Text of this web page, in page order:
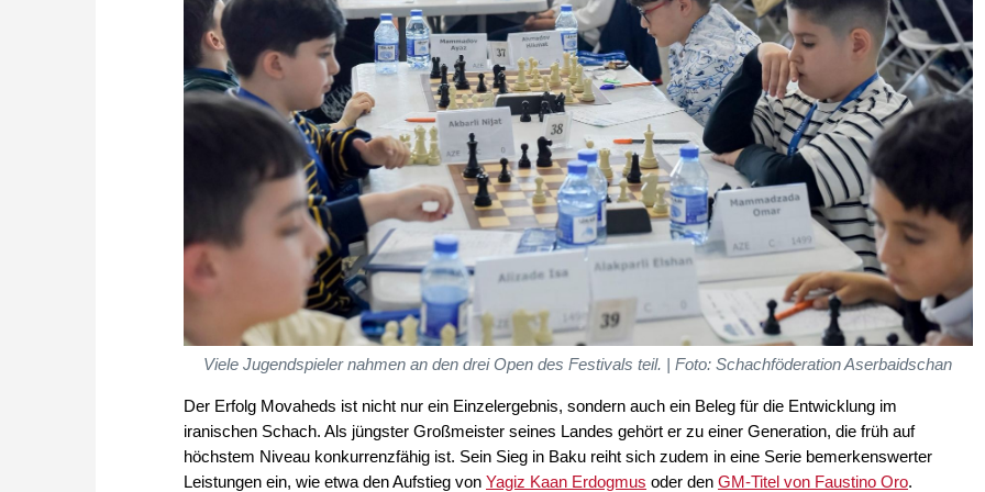
Viele Jugendspieler nahmen an den drei Open des Festivals teil. | Foto: Schachföderation Aserbaidschan
Der Erfolg Movaheds ist nicht nur ein Einzelergebnis, sondern auch ein Beleg für die Entwicklung im
iranischen Schach. Als jüngster Großmeister seines Landes gehört er zu einer Generation, die früh auf
höchstem Niveau konkurrenzfähig ist. Sein Sieg in Baku reiht sich zudem in eine Serie bemerkenswerter
Leistungen ein, wie etwa den Aufstieg von Yagiz Kaan Erdogmus oder den GM-Titel von Faustino Oro.